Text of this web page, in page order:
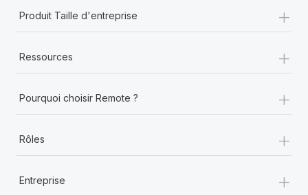
Produit Taille d'entreprise +
Ressources +
Pourquoi choisir Remote ? +
Rôles +
Entreprise +